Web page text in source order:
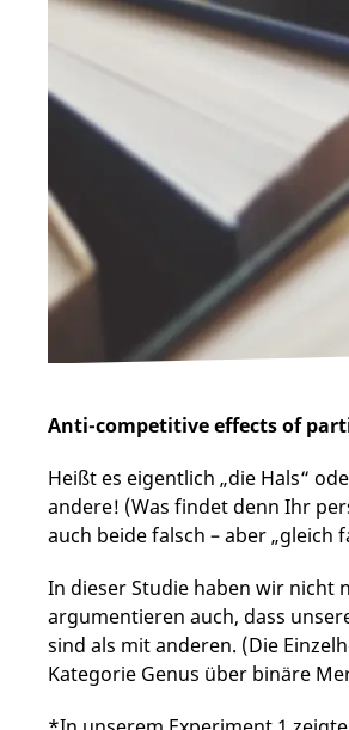
Anti-competitive effects of
Heißt es eigentlich „die Hals“
andere! (Was findet denn Ihr
auch beide falsch – aber „gleich
In dieser Studie haben wir nicht
argumentieren auch, dass
sind als mit anderen. (Die
Kategorie Genus über binäre